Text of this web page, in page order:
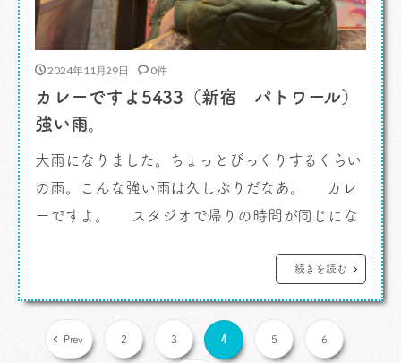
2024年11月29日 0件
カレーですよ5433（新宿 パトワール）
強い雨。
大雨になりました。ちょっとびっくりするくらい
の雨。こんな強い雨は久しぶりだなあ。 カレ
ーですよ。 スタジオで帰りの時間が同じにな
です。天気予報に雨って出てたしね。そうしたら
クルマに乗った直後に結構な雨。お誘いしてよか
った。 それで、向かった方面的に行きも帰りも
通りかかるのが 「パトワー […]
続きを読む
Prev 2 3 4 5 6